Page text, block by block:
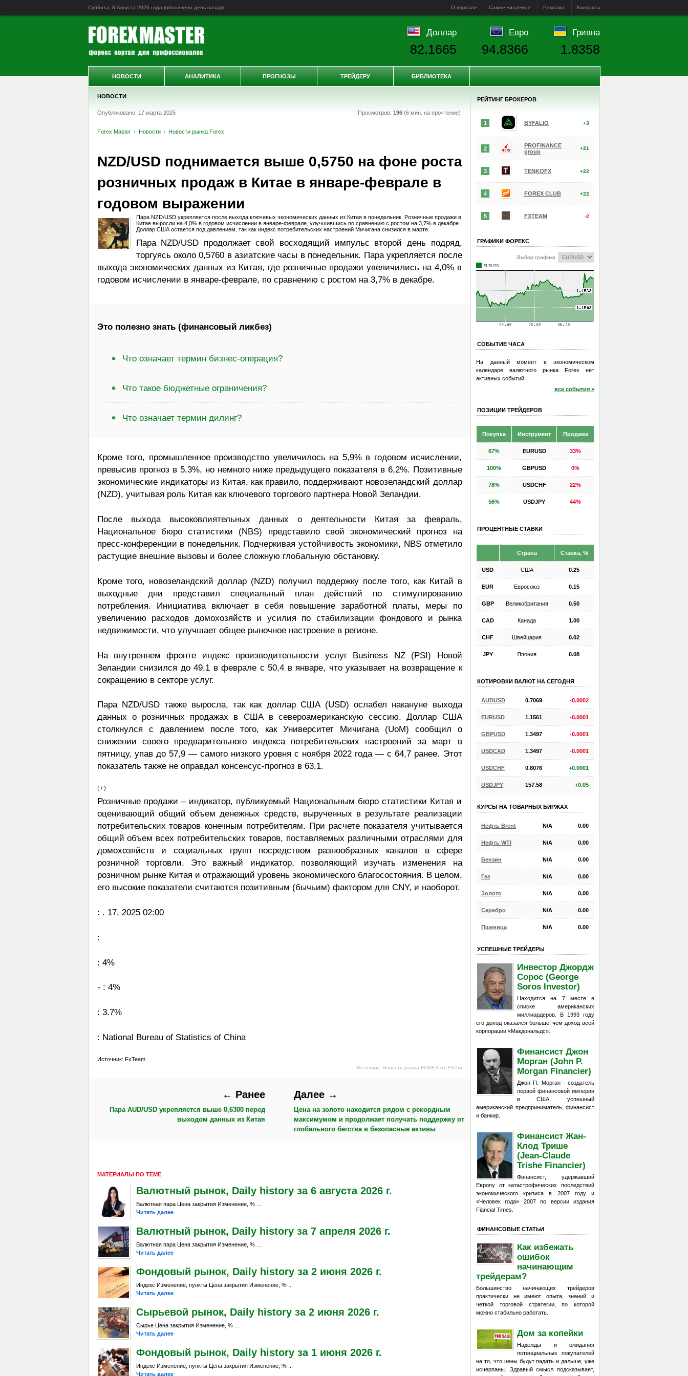
Суббота, 8 Августа 2026 года (обновлено день назад) О портале Самое читаемое Реклама Контакты
НОВОСТИ
Опубликовано: 17 марта 2025 Просмотров: 196(6 мин. на прочтение)
Forex Master Новости Новости рынка Forex
NZD/USD поднимается выше 0,5750 на фоне роста
розничных продаж в Китае в январе-феврале в
годовом выражении
Пара NZD/USD укрепляется после выхода ключевых экономических данных из Китая в понедельник. Розничные продажи в
Китае выросли на 4,0% в годовом исчислении в январе-феврале, улучшившись по сравнению с ростом на 3,7% в декабре.
Доллар США остается под давлением, так как индекс потребительских настроений Мичигана снизился в марте.
Пара NZD/USD продолжает свой восходящий импульс второй день подряд,
торгуясь около 0,5760 в азиатские часы в понедельник. Пара укрепляется после
выхода экономических данных из Китая, где розничные продажи увеличились на 4,0% в
годовом исчислении в январе-феврале, по сравнению с ростом на 3,7% в декабре.
Это полезно знать (финансовый ликбез)
Что означает термин бизнес-операция?
Что такое бюджетные ограничения?
Что означает термин дилинг?
Кроме того, промышленное производство увеличилось на 5,9% в годовом исчислении,
превысив прогноз в 5,3%, но немного ниже предыдущего показателя в 6,2%. Позитивные
экономические индикаторы из Китая, как правило, поддерживают новозеландский доллар
(NZD), учитывая роль Китая как ключевого торгового партнера Новой Зеландии.
После выхода высоковлиятельных данных о деятельности Китая за февраль,
Национальное бюро статистики (NBS) представило свой экономический прогноз на
пресс-конференции в понедельник. Подчеркивая устойчивость экономики, NBS отметило
растущие внешние вызовы и более сложную глобальную обстановку.
Кроме того, новозеландский доллар (NZD) получил поддержку после того, как Китай в
выходные дни представил специальный план действий по стимулированию
потребления. Инициатива включает в себя повышение заработной платы, меры по
увеличению расходов домохозяйств и усилия по стабилизации фондового и рынка
недвижимости, что улучшает общее рыночное настроение в регионе.
На внутреннем фронте индекс производительности услуг Business NZ (PSI) Новой
Зеландии снизился до 49,1 в феврале с 50,4 в январе, что указывает на возвращение к
сокращению в секторе услуг.
Пара NZD/USD также выросла, так как доллар США (USD) ослабел накануне выхода
данных о розничных продажах в США в североамериканскую сессию. Доллар США
столкнулся с давлением после того, как Университет Мичигана (UoM) сообщил о
снижении своего предварительного индекса потребительских настроений за март в
пятницу, упав до 57,9 — самого низкого уровня с ноября 2022 года — с 64,7 ранее. Этот
показатель также не оправдал консенсус-прогноз в 63,1.
( / )
Розничные продажи – индикатор, публикуемый Национальным бюро статистики Китая и
оценивающий общий объем денежных средств, вырученных в результате реализации
потребительских товаров конечным потребителям. При расчете показателя учитывается
общий объем всех потребительских товаров, поставляемых различными отраслями для
домохозяйств и социальных групп посредством разнообразных каналов в сфере
розничной торговли. Это важный индикатор, позволяющий изучать изменения на
розничном рынке Китая и отражающий уровень экономического благосостояния. В целом,
его высокие показатели считаются позитивным (бычьим) фактором для CNY, и наоборот.
: . 17, 2025 02:00
:
: 4%
- : 4%
: 3.7%
: National Bureau of Statistics of China
Источник: FxTeam
Источник: Новости рынка FOREX от FXPro
← Ранее
Пара AUD/USD укрепляется выше 0,6300 перед
выходом данных из Китая
Далее →
Цена на золото находится рядом с рекордным
максимумом и продолжает получать поддержку от
глобального бегства в безопасные активы
МАТЕРИАЛЫ ПО ТЕМЕ
Валютный рынок, Daily history за 6 августа 2026 г.
Валютная пара Цена закрытия Изменение, % ...
Читать далее
Валютный рынок, Daily history за 7 апреля 2026 г.
Валютная пара Цена закрытия Изменение, % ...
Читать далее
Фондовый рынок, Daily history за 2 июня 2026 г.
Индекс Изменение, пункты Цена закрытия Изменение, % ...
Читать далее
Сырьевой рынок, Daily history за 2 июня 2026 г.
Сырье Цена закрытия Изменение, % ...
Читать далее
Фондовый рынок, Daily history за 1 июня 2026 г.
Индекс Изменение, пункты Цена закрытия Изменение, % ...
Читать далее
РЕЙТИНГ БРОКЕРОВ
1 BYFALIO +3
2
PROFINANCE
group
+21
3 TENKOFX +22
4 FOREX CLUB +22
5 FXTEAM -2
ГРАФИКИ ФОРЕКС
Выбор графика
СОБЫТИЕ ЧАСА
На данный момент в экономическом
календаре валютного рынка Forex нет
активных событий.
все события »
ПОЗИЦИИ ТРЕЙДЕРОВ
Покупка Инструмент Продажа
67% EURUSD 33%
100% GBPUSD 0%
78% USDCHF 22%
56% USDJPY 44%
ПРОЦЕНТНЫЕ СТАВКИ
Страна Ставка, %
USD США 0.25
EUR Евросоюз 0.15
GBP Великобритания 0.50
CAD Канада 1.00
CHF Швейцария 0.02
JPY Япония 0.08
КОТИРОВКИ ВАЛЮТ НА СЕГОДНЯ
AUDUSD 0.7069 -0.0002
EURUSD 1.1561 -0.0001
GBPUSD 1.3497 -0.0001
USDCAD 1.3497 -0.0001
USDCHF 0.8076 +0.0001
USDJPY 157.58 +0.05
КУРСЫ НА ТОВАРНЫХ БИРЖАХ
Нефть Brent N/A 0.00
Нефть WTI N/A 0.00
Бензин N/A 0.00
Газ N/A 0.00
Золото N/A 0.00
Серебро N/A 0.00
Пшеница N/A 0.00
УСПЕШНЫЕ ТРЕЙДЕРЫ
Инвестор Джордж
Сорос (George
Soros Investor)
Находится на 7 месте в
списке американских
миллиардеров. В 1993 году
его доход оказался больше, чем доход всей
корпорации «Макдональдс».
Финансист Джон
Морган (John P.
Morgan Financier)
Джон П. Морган - создатель
первой финансовой империи
в США, успешный
американский предприниматель, финансист
и банкир.
Финансист Жан-
Клод Трише
(Jean-Claude
Trishe Financier)
Финансист, удержавший
Европу от катастрофических последствий
экономического кризиса в 2007 году и
«Человек года» 2007 по версии издания
Fiancial Times.
ФИНАНСОВЫЕ СТАТЬИ
Как избежать
ошибок
начинающим
трейдерам?
Большинство начинающих трейдеров
практически не имеют опыта, знаний и
четкой торговой стратегии, по которой
можно стабильно работать.
Дом за копейки
Надежды и ожидания
потенциальных покупателей
на то, что цены будут падать и дальше, уже
исчерпаны. Здравый смысл подсказывает,
Доллар
82.1665
Евро
94.8366
Гривна
1.8358
НОВОСТИ АНАЛИТИКА ПРОГНОЗЫ ТРЕЙДЕРУ БИБЛИОТЕКА